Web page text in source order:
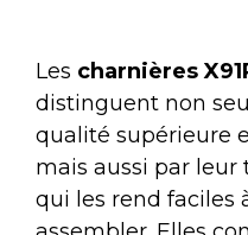
Les charnières
distinguent non
qualité supérieure
mais aussi par
qui les rend faciles